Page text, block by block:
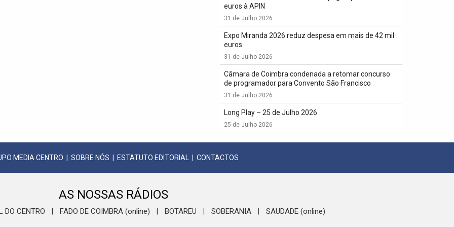
euros à APIN
31 de Julho 2026
Expo Miranda 2026 reduz despesa em mais de 42 mil
euros
31 de Julho 2026
Câmara de Coimbra condenada a retomar concurso
de programador para Convento São Francisco
31 de Julho 2026
Long Play – 25 de Julho 2026
25 de Julho 2026
MEDIA CENTRO SOBRE NÓS ESTATUTO EDITORIAL CONTACTOS
AS NOSSAS RÁDIOS
DO CENTRO FADO DE COIMBRA (online) BOTAREU SOBERANIA SAUDADE (online)